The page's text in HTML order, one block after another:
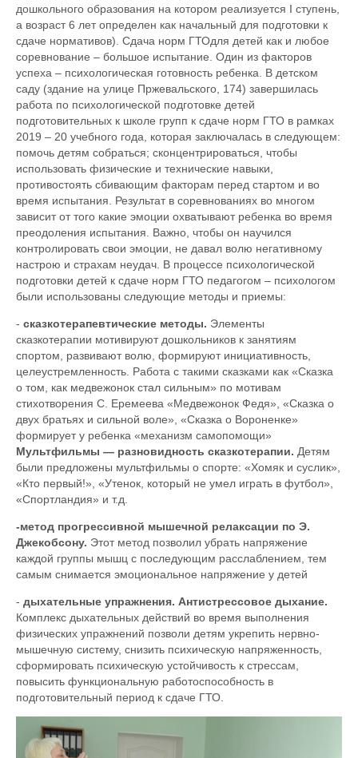
дошкольного образования на котором реализуется I ступень,
а возраст 6 лет определен как начальный для подготовки к
сдаче нормативов). Сдача норм ГТОдля детей как и любое
соревнование – большое испытание. Один из факторов
успеха – психологическая готовность ребенка. В детском
саду (здание на улице Пржевальского, 174) завершилась
работа по психологической подготовке детей
подготовительных к школе групп к сдаче норм ГТО в рамках
2019 – 20 учебного года, которая заключалась в следующем:
помочь детям собраться; сконцентрироваться, чтобы
использовать физические и технические навыки,
противостоять сбивающим факторам перед стартом и во
время испытания. Результат в соревнованиях во многом
зависит от того какие эмоции охватывают ребенка во время
преодоления испытания. Важно, чтобы он научился
контролировать свои эмоции, не давал волю негативному
настрою и страхам неудач. В процессе психологической
подготовки детей к сдаче норм ГТО педагогом – психологом
были использованы следующие методы и приемы:
- сказкотерапевтические методы. Элементы
сказкотерапии мотивируют дошкольников к занятиям
спортом, развивают волю, формируют инициативность,
целеустремленность. Работа с такими сказками как «Сказка
о том, как медвежонок стал сильным» по мотивам
стихотворения С. Еремеева «Медвежонок Федя», «Сказка о
двух братьях и сильной воле», «Сказка о Вороненке»
формирует у ребенка «механизм самопомощи»
Мультфильмы — разновидность сказкотерапии. Детям
были предложены мультфильмы о спорте: «Хомяк и суслик»,
«Кто первый!», «Утенок, который не умел играть в футбол»,
«Спортландия» и т.д.
-метод прогрессивной мышечной релаксации по Э.
Джекобсону. Этот метод позволил убрать напряжение
каждой группы мышц с последующим расслаблением, тем
самым снимается эмоциональное напряжение у детей
- дыхательные упражнения. Антистрессовое дыхание.
Комплекс дыхательных действий во время выполнения
физических упражнений позволи детям укрепить нервно-
мышечную систему, снизить психическую напряженность,
сформировать психическую устойчивость к стрессам,
повысить функциональную работоспособность в
подготовительный период к сдаче ГТО.